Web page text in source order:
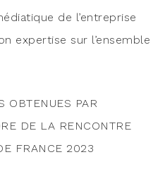
de l’en­tre­prise
exper­tise sur l’en­semble
OBTENUES PAR
DE LA RENCONTRE
FRANCE 2023